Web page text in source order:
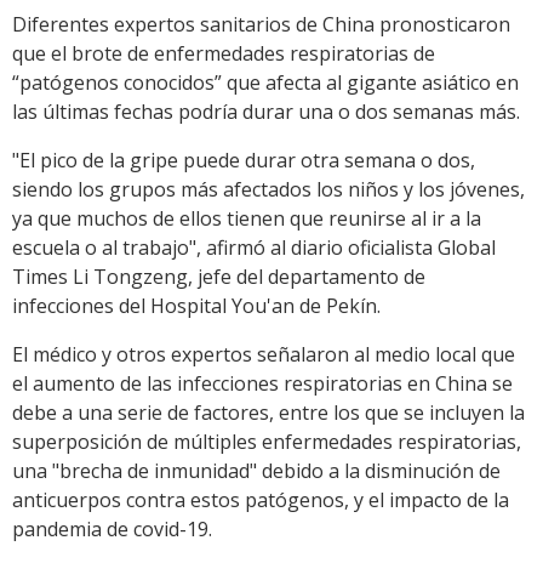
Link
Diferentes expertos sanitarios de China pronosticaron
que el brote de enfermedades respiratorias de
“patógenos conocidos” que afecta al gigante asiático en
las últimas fechas podría durar una o dos semanas más.
"El pico de la gripe puede durar otra semana o dos,
siendo los grupos más afectados los niños y los jóvenes,
ya que muchos de ellos tienen que reunirse al ir a la
escuela o al trabajo", afirmó al diario oficialista Global
Times Li Tongzeng, jefe del departamento de
infecciones del Hospital You'an de Pekín.
El médico y otros expertos señalaron al medio local que
el aumento de las infecciones respiratorias en China se
debe a una serie de factores, entre los que se incluyen la
superposición de múltiples enfermedades respiratorias,
una "brecha de inmunidad" debido a la disminución de
anticuerpos contra estos patógenos, y el impacto de la
pandemia de covid-19.